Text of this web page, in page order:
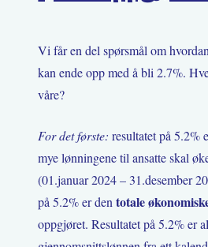
Vi får en del spørsmål om
kan ende opp med å bli 2.7%.
våre?
For det første: resultatet på 5.2%
mye lønningene til ansatte skal
(01.januar 2024 – 31.desember
på 5.2% er dentotale
oppgjøret. Resultatet på 5.2% er